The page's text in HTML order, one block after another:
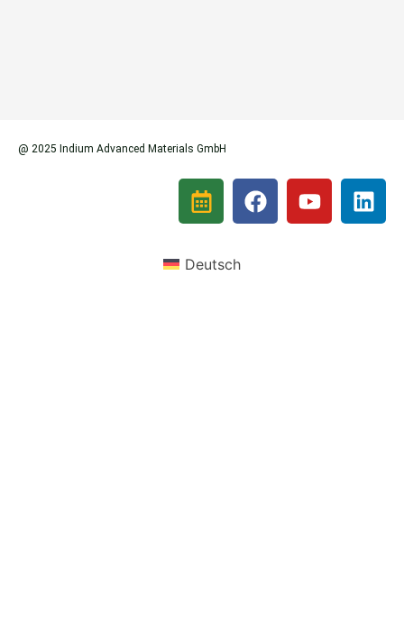
@ 2025 Indium Advanced Materials GmbH
Deutsch